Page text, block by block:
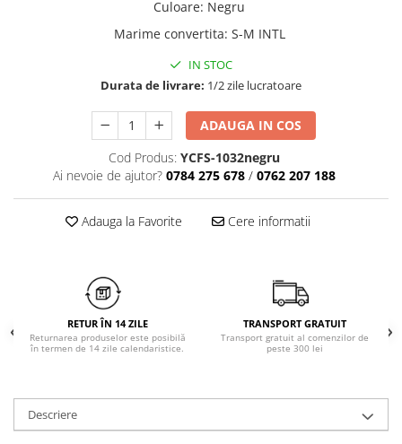
Pret unic 9.99 Lei
Seturi și Compleuri
Culoare: Negru
Marime convertita: S-M INTL
IN STOC
Durata de livrare: 1/2 zile lucratoare
ADAUGA IN COS
Cod Produs: YCFS-1032negru
Ai nevoie de ajutor? 0784 275 678 / 0762 207 188
Adauga la Favorite Cere informatii
RETUR ÎN 14 ZILE
Returnarea produselor este posibilă
în termen de 14 zile calendaristice.
TRANSPORT GRATUIT
Transport gratuit al comenzilor de
peste 300 lei
Descriere